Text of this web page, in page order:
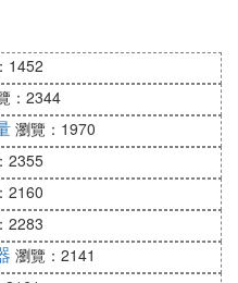
定皮膚，以五穀文化為
1452
：2344
瀏覽：1970
2355
2160
2283
瀏覽：2141